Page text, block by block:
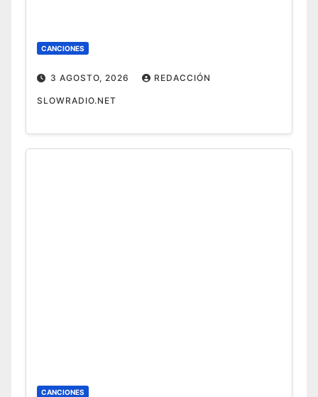
CANCIONES
3 AGOSTO, 2026 REDACCIÓN
SLOWRADIO.NET
CANCIONES